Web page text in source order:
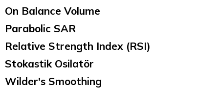
On Balance Volume
Parabolic SAR
Relative Strength Index (RSI)
Stokastik Osilatör
Wilder's Smoothing